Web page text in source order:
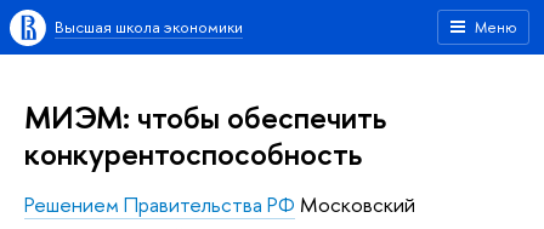
Меню
Высшая школа экономики
МИЭМ: чтобы обеспечить
конкурентоспособность
Решением Правительства РФ Московский